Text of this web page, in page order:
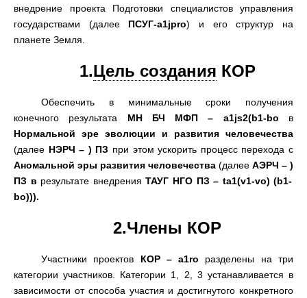
внедрение проекта Подготовки специалистов управления
государствами (далее ПСУГ-a1jpro) и его структур на
планете Земля
1.Цель создания КОР
Обеспечить в минимальные сроки получения
конечного результата
МН БЧ МФП – a1js2(b1-bo
в
Нормальной эре эволюции и развития человечества
(далее НЭРЧ – ) ПЗ при этом ускорить процесс перехода с
Аномальной эры развития человечества (далее АЭРЧ – )
ПЗ в результате внедрения ТАУГ НГО ПЗ – ta1(v1-vo) (b1-
bo))).
2.Члены КОР
Участники проектов КОР – a1ro
разделены на три
категории участников
Категории 1, 2, 3 устанавливается в
зависимости от способа участия и достигнутого конкретного